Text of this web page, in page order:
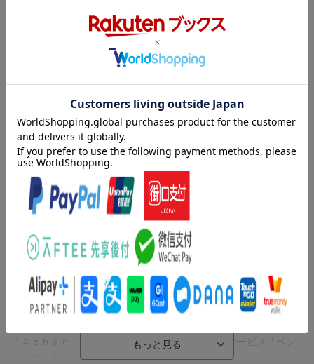
■1章 ［自由と時間］--優先順位のぶっちぎりトップは自分
1 「時間をやりくりする」という発想を疑ってみる
2 「時間を守る」って、そんなにエラいわけ？
3 仕事に時間を使うか？ 遊びに時間を使うか？
4 遊んでいると、いつのまにかお金が儲かっている人
5 時間を「切り売り」するな
6 「明日できることは、今日やるな」
■2章 ［時間と仕事］--もう、そんなに働かなくていいんじゃな
いか
7 仕事に使う時間は少なくていい
8 なるべく、頑張らない
9 真面目な日本の「窮屈」な働き方
11 自分がいなくても、世の中は回っている
目次（「BOOK」データベースより）
はじめに なるべく頑張らずに、成果主義社会を生き延びる時間
術／１章 時間と自由ー優先順位のぶっちぎりトップは自分／２
時間と幸せー時間を制した者が、幸せを制する／あとがき 人間
っていつか死ぬんですよね。
著者情報（「BOOK」データベースより）
ひろゆき（ヒロユキ）
本名・西村博之。１９７６年、神奈川県生まれ。東京都北区赤羽
に移り、中央大学へと進学。在学中に、アメリカのアーカンソー
州に留学。１９９９年、インターネットの匿名掲示板「２ちゃん
ねる」を開設し、管理人になる。東京プラス株式会社代表取締
役、有限会社未来検索ブラジル取締役など、多くの企業に携わ
り、企画立案やサービス運営、プログラマーとしても活躍する。
２００５年、株式会社ニワンゴ取締役管理人に就任。翌年には
「ニコニコ動画」を開始し、大反響を呼ぶ。２００９年に「２ち
「４ｃｈａｎ」の管理人に。２０１９年、ＳＮＳサービス「ペン
ギン村」を立ち上げる（本データはこの書籍が刊行された当時に